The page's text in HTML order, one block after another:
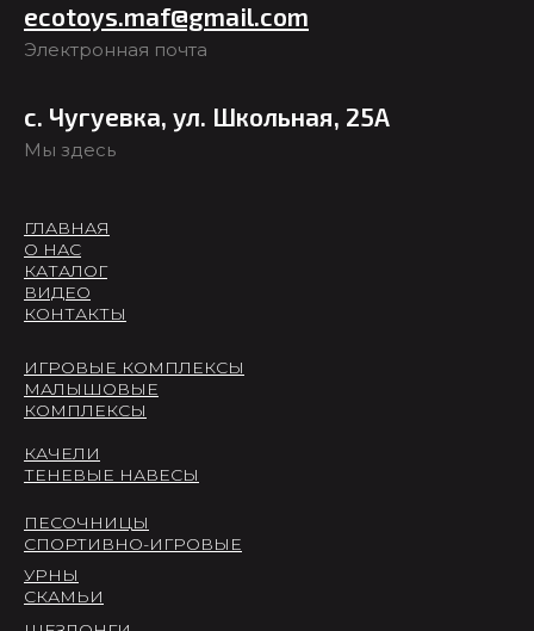
ecotoys.maf@gmail.com
Электронная почта
с. Чугуевка, ул. Школьная, 25А
Мы здесь
ГЛАВНАЯ
ИГРОВЫЕ КОМПЛЕКСЫ
О НАС
КАТАЛОГ
ВИДЕО
КОНТАКТЫ
МАЛЫШОВЫЕ
КОМПЛЕКСЫ
КАЧЕЛИ
ТЕНЕВЫЕ НАВЕСЫ
ПЕСОЧНИЦЫ
СПОРТИВНО-ИГРОВЫЕ
УРНЫ
СКАМЬИ